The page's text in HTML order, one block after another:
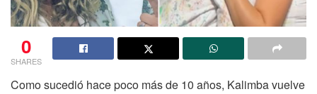
0
SHARES
Como sucedió hace poco más de 10 años, Kalimba vuelve